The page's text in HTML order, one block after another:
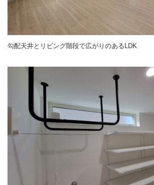
勾配天井とリビング階段で広がりのあるLDK